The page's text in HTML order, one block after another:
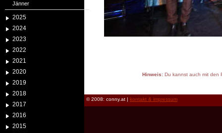
Jänner
2025
2024
2023
2022
2021
2020
2019
2018
2017
2016
2015
Hinweis:Du kannst auch mit den
© 2008: conny.at | kontakt & impressum